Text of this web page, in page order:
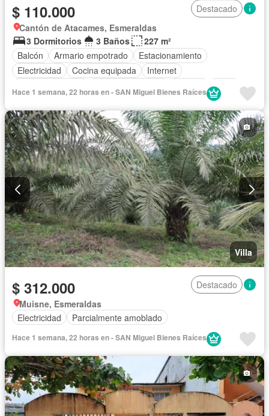
$ 110.000
Destacado
Cantón de Atacames, Esmeraldas
3 Dormitorios
3 Baños
227 m²
Balcón
Armario empotrado
Estacionamiento
Electricidad
Cocina equipada
Internet
Agua
Garita de guardianía
Seguridad
Piscina
Cancha de tenis
Completamente amoblado
Hace 1 semana, 22 horas en - SAN Miguel Bienes Raíces
Villa
$ 312.000
Destacado
Muisne, Esmeraldas
Electricidad
Parcialmente amoblado
Hace 1 semana, 22 horas en - SAN Miguel Bienes Raíces